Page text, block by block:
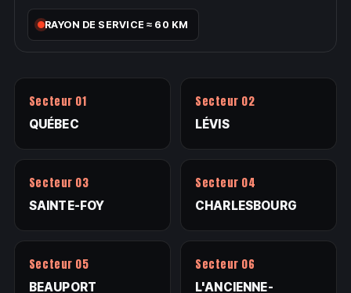
RAYON DE SERVICE ≈ 60 KM
Secteur 01
QUÉBEC
Secteur 02
LÉVIS
Secteur 03
SAINTE-FOY
Secteur 04
CHARLESBOURG
Secteur 05
BEAUPORT
Secteur 06
L'ANCIENNE-